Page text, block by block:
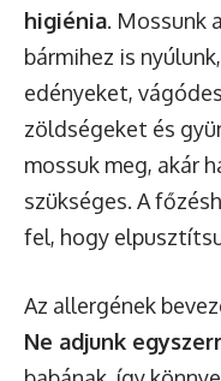
higiénia. Mossunk
bármihez is
edényeket,
zöldségeket és
mossuk meg, akár
szükséges. A
fel, hogy
Az allergének
Ne adjunk